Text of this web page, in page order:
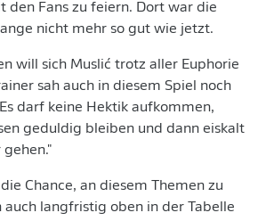
den Fans zu feiern. Dort war die
nicht mehr so gut wie jetzt.
will sich Muslić trotz aller Euphorie
sah auch in diesem Spiel noch
darf keine Hektik aufkommen,
geduldig bleiben und dann eiskalt
Chance, an diesem Themen zu
auch langfristig oben in der Tabelle